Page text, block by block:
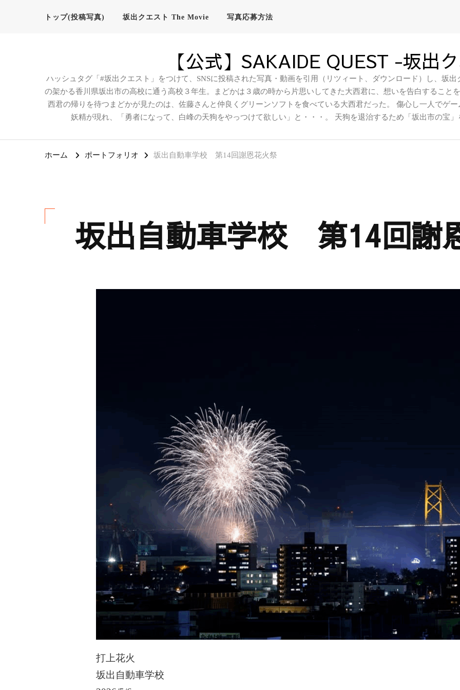
トップ(投稿写真) 坂出クエスト The Movie 写真応募方法
【公式】SAKAIDE QUEST -坂出
ハッシュタグ「#坂出クエスト」をつけて、SNSに投稿された写真・動画を引用（リツィート、ダウンロード）し、坂
の架かる香川県坂出市の高校に通う高校３年生。まどかは３歳の時から片思いしてきた大西君に、想いを告白すること
西君の帰りを待つまどかが見たのは、佐藤さんと仲良くグリーンソフトを食べている大西君だった。 傷心し一人でゲ
妖精が現れ、「勇者になって、白峰の天狗をやっつけて欲しい」と・・・。 天狗を退治するため「坂出市の宝
ホーム ポートフォリオ 坂出自動車学校 第14回謝恩花火祭
坂出自動車学校 第14回謝
打上花火
坂出自動車学校